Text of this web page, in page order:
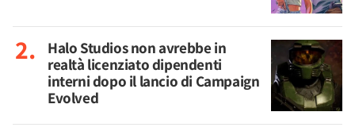
Halo Studios non avrebbe in
realtà licenziato dipendenti
interni dopo il lancio di Campaign
Evolved